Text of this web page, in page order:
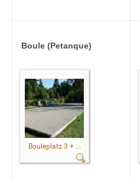
Boule (Petanque)
Bouleplatz 3 + ...